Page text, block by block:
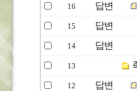
16 답변
15 답변
14 답변
13
12 답변